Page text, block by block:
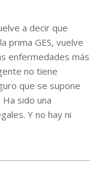
a decir que
prima GES, vuelve
enfermedades más
no tiene
que se supone
sido una
Y no hay ni